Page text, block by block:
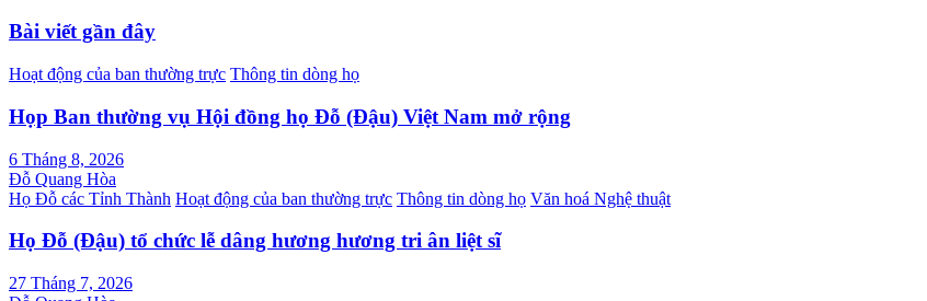
Bài viết gần đây
Hoạt động của ban thường trực Thông tin dòng họ
Họp Ban thường vụ Hội đồng họ Đỗ (Đậu) Việt Nam mở rộng
6 Tháng 8, 2026
Đỗ Quang Hòa
Họ Đỗ các Tỉnh Thành Hoạt động của ban thường trực Thông tin dòng họ Văn hoá Nghệ thuật
Họ Đỗ (Đậu) tổ chức lễ dâng hương hương tri ân liệt sĩ
27 Tháng 7, 2026